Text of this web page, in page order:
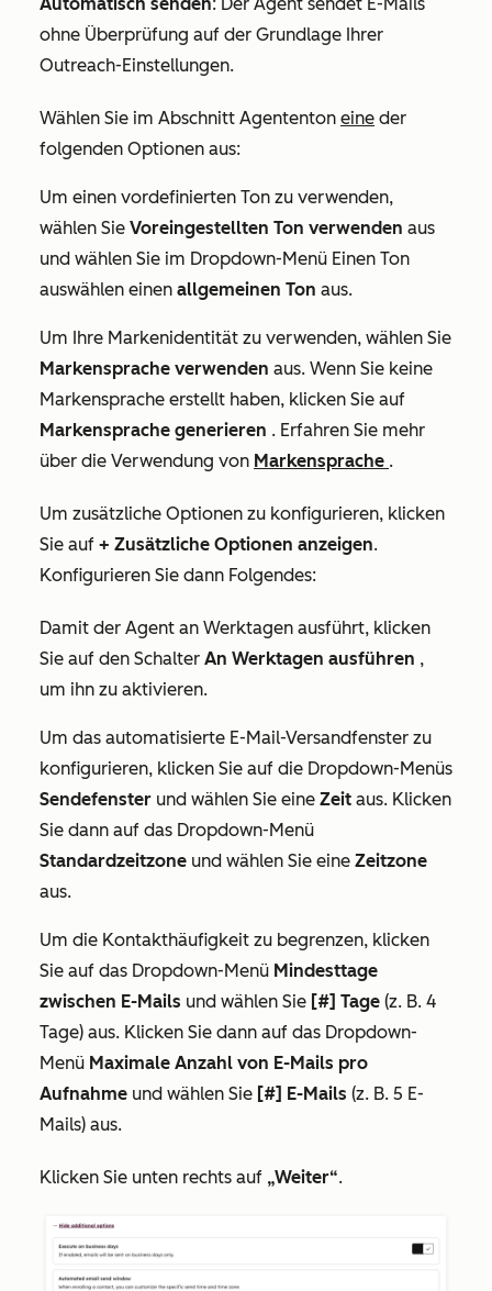
ohne Überprüfung auf der Grundlage Ihrer
Outreach-Einstellungen.
Wählen Sie im Abschnitt Agententon eine der
folgenden Optionen aus:
Um einen vordefinierten Ton zu verwenden,
wählen Sie Voreingestellten Ton verwenden aus
und wählen Sie im Dropdown-Menü Einen Ton
auswählen einen allgemeinen Ton aus.
Um Ihre Markenidentität zu verwenden, wählen Sie
Markensprache verwenden aus. Wenn Sie keine
Markensprache erstellt haben, klicken Sie auf
Markensprache generieren . Erfahren Sie mehr
über die Verwendung von Markensprache .
Um zusätzliche Optionen zu konfigurieren, klicken
Sie auf + Zusätzliche Optionen anzeigen.
Konfigurieren Sie dann Folgendes:
Damit der Agent an Werktagen ausführt, klicken
Sie auf den Schalter An Werktagen ausführen ,
um ihn zu aktivieren.
Um das automatisierte E-Mail-Versandfenster zu
konfigurieren, klicken Sie auf die Dropdown-Menüs
Sendefenster und wählen Sie eine Zeit aus. Klicken
Sie dann auf das Dropdown-Menü
Standardzeitzone und wählen Sie eine Zeitzone
aus.
Um die Kontakthäufigkeit zu begrenzen, klicken
Sie auf das Dropdown-Menü Mindesttage
zwischen E-Mails und wählen Sie [#] Tage (z. B. 4
Tage) aus. Klicken Sie dann auf das Dropdown-
Menü Maximale Anzahl von E-Mails pro
Aufnahme und wählen Sie [#] E-Mails (z. B. 5 E-
Mails) aus.
Klicken Sie unten rechts auf „Weiter“.